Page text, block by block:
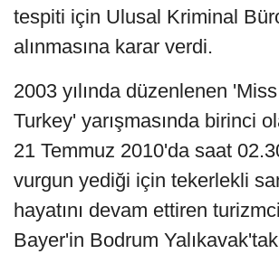
tespiti için Ulusal Kriminal
alınmasına karar verdi.
2003 yılında düzenlenen
Turkey' yarışmasında birinci
21 Temmuz 2010'da saat
vurgun yediği için tekerlekli
hayatını devam ettiren
Bayer'in Bodrum